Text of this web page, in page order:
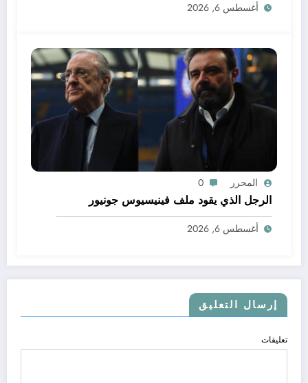
أغسطس 6, 2026
المحرر 0
الرجل الذي يقود ملف فينيسيوس جونيور
أغسطس 6, 2026
إرسال التعليق
تعليقات